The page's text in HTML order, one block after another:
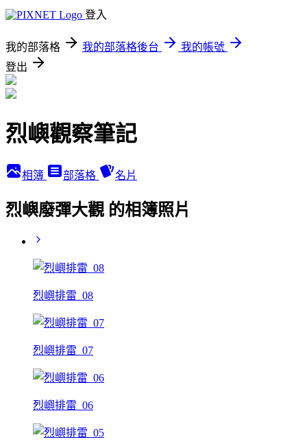
登入
我的部落格 我的部落格後台
我的帳號
登出
烈嶼觀察筆記
相簿 部落格 名片
烈嶼廢彈大觀 的相簿照片
烈嶼排雷_08
烈嶼排雷_07
烈嶼排雷_06